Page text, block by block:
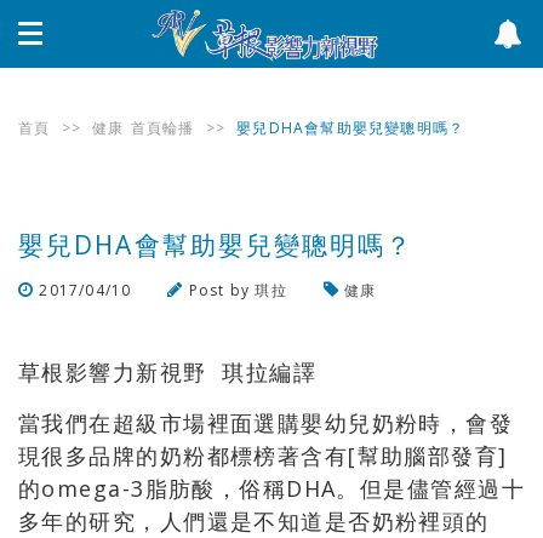
首頁 >> 健康 首頁輪播 >> 嬰兒DHA會幫助嬰兒變聰明嗎？
嬰兒DHA會幫助嬰兒變聰明嗎？
2017/04/10 Post by琪拉
健康
草根影響力新視野 琪拉編譯
當我們在超級市場裡面選購嬰幼兒奶粉時，會發
現很多品牌的奶粉都標榜著含有[幫助腦部發育]
的omega-3脂肪酸，俗稱DHA。但是儘管經過十
多年的研究，人們還是不知道是否奶粉裡頭的